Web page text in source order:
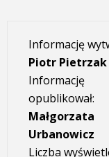
Informację
Piotr Pietrzak
Informację
opublikował:
Małgorzata
Urbanowicz
Liczba